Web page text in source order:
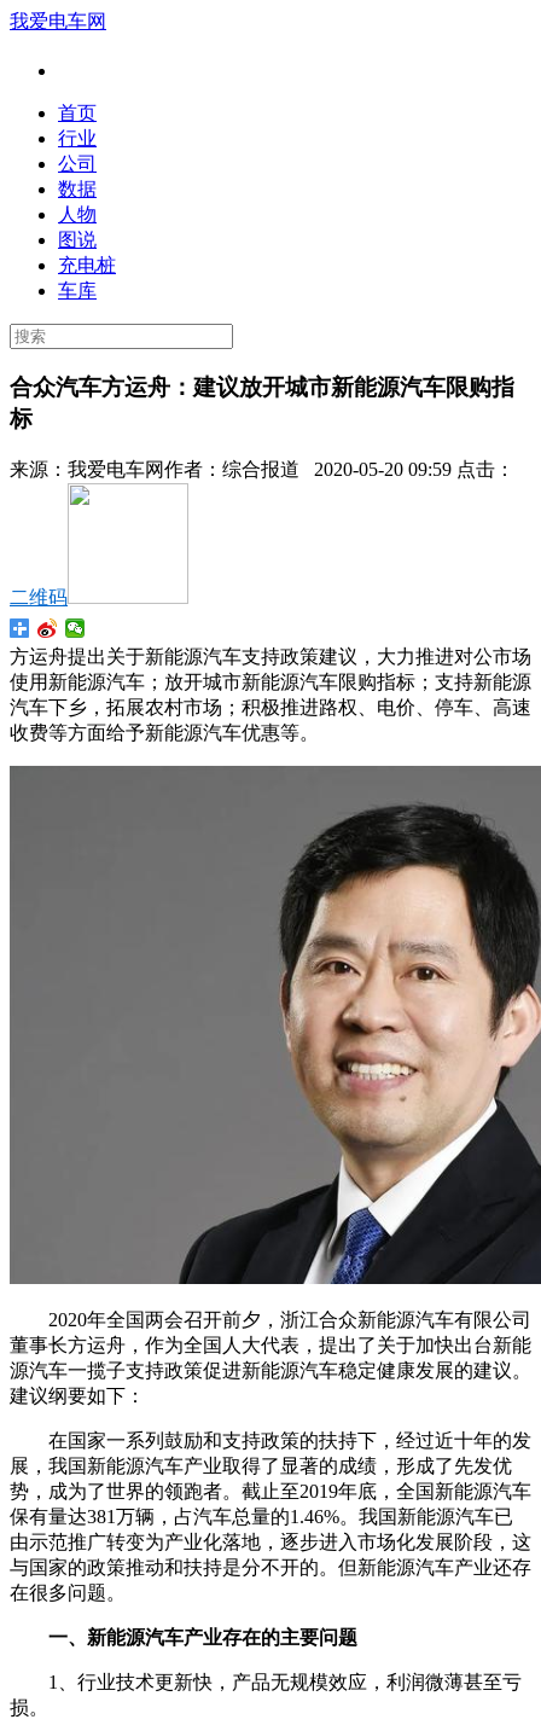
我爱电车网
首页
行业
公司
数据
人物
图说
充电桩
车库
合众汽车方运舟：建议放开城市新能源汽车限购指
标
来源： 我爱电车网作者： 综合报道 2020-05-20 09:59 点击：
二维码
方运舟提出关于新能源汽车支持政策建议，大力推进对公市场
使用新能源汽车；放开城市新能源汽车限购指标；支持新能源
汽车下乡，拓展农村市场；积极推进路权、电价、停车、高速
收费等方面给予新能源汽车优惠等。
2020年全国两会召开前夕，浙江合众新能源汽车有限公司
董事长方运舟，作为全国人大代表，提出了关于加快出台新能
源汽车一揽子支持政策促进新能源汽车稳定健康发展的建议。
建议纲要如下：
在国家一系列鼓励和支持政策的扶持下，经过近十年的发
展，我国新能源汽车产业取得了显著的成绩，形成了先发优
势，成为了世界的领跑者。截止至2019年底，全国新能源汽车
保有量达381万辆，占汽车总量的1.46%。我国新能源汽车已
由示范推广转变为产业化落地，逐步进入市场化发展阶段，这
与国家的政策推动和扶持是分不开的。但新能源汽车产业还存
在很多问题。
一、新能源汽车产业存在的主要问题
1、行业技术更新快，产品无规模效应，利润微薄甚至亏
损。